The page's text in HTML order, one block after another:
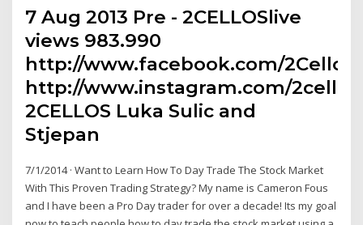
7 Aug 2013 Pre - 2CELLOSlive
views 983.990
http://www.facebook.com/2Cellos
http://www.instagram.com/
2CELLOS Luka Sulic and
Stjepan
7/1/2014 · Want to Learn How To Day Trade The Stock Market
With This Proven Trading Strategy? My name is Cameron Fous
and I have been a Pro Day trader for over a decade! Its my goal